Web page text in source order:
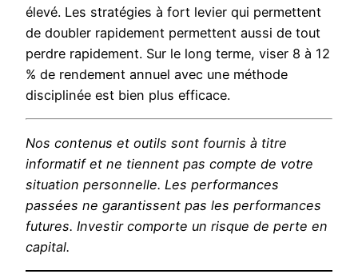
élevé. Les stratégies à fort levier qui permettent
de doubler rapidement permettent aussi de tout
perdre rapidement. Sur le long terme, viser 8 à 12
% de rendement annuel avec une méthode
disciplinée est bien plus efficace.
Nos contenus et outils sont fournis à titre
informatif et ne tiennent pas compte de votre
situation personnelle. Les performances
passées ne garantissent pas les performances
futures. Investir comporte un risque de perte en
capital.